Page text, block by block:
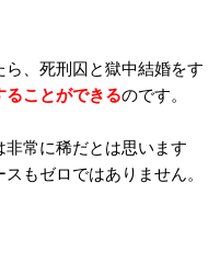
、死刑囚と獄中結婚をす
ることができるのです。
常に稀だとは思います
もゼロではありません。